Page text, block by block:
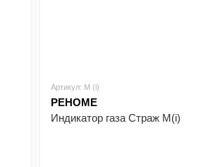
Артикул: М (і)
РЕНОМЕ
Индикатор газа Страж М(i)